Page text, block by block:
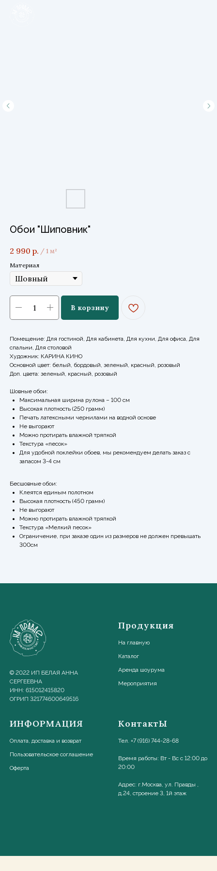
Обои "Шиповник"
2 990 р. /1 м²
Материал
В корзину
Помещение: Для гостиной, Для кабинета, Для кухни, Для офиса, Для
спальни, Для столовой
Художник: КАРИНА КИНО
Основной цвет: белый, бордовый, зеленый, красный, розовый
Доп. цвета: зеленый, красный, розовый
Шовные обои:
Максимальная ширина рулона – 100 см
Высокая плотность (250 грамм)
Печать латексными чернилами на водной основе
Не выгорают
Можно протирать влажной тряпкой
Текстура «песок»
Для удобной поклейки обоев, мы рекомендуем делать заказ с
запасом 3-4 см
Бесшовные обои:
Клеятся единым полотном
Высокая плотность (450 грамм)
Не выгорают
Можно протирать влажной тряпкой
Текстура «Мелкий песок»
Ограничение, при заказе один из размеров не должен превышать
300см
© 2022 ИП БЕЛАЯ АННА
СЕРГЕЕВНА
ИНН: 615012415820
ОГРИП 321774600649516
Продукция
На главную
Каталог
Аренда шоурума
Мероприятия
ИНФОРМАЦИЯ
Оплата, доставка и возврат
Пользовательское соглашение
Оферта
КонтактЫ
Тел. +7 (916) 744-28-68
Время работы: Вт - Вс с 12:00 до
20:00
Адрес: г.Москва, ул. Правды ,
д.24, строение 3, 1й этаж